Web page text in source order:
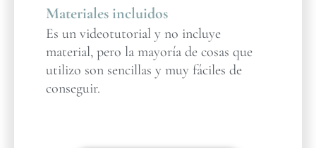
Materiales incluidos
Es un videotutorial y no incluye
material, pero la mayoría de cosas que
utilizo son sencillas y muy fáciles de
conseguir.